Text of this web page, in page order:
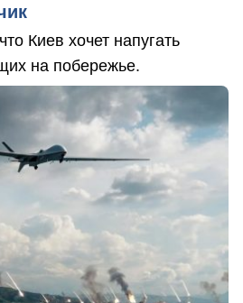
Киев хочет напугать
на побережье.